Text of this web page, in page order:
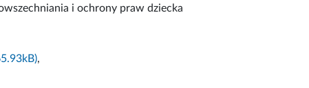
i ochrony praw dziecka
,